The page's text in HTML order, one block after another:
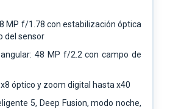
MP f/1.78 con estabilización óptica
del sensor
48 MP f/2.2 con campo de
óptico y zoom digital hasta x40
5, Deep Fusion, modo noche,